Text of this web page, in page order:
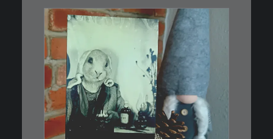
€3,00
Limitierte Auflage. Original:
Abzug von…